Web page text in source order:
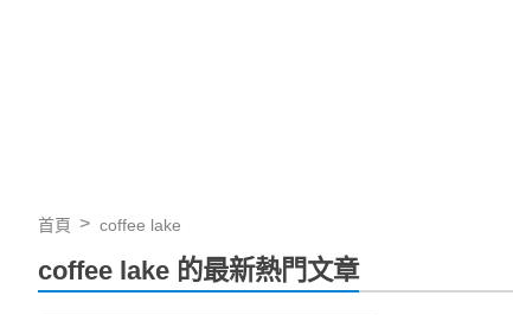
首頁 coffee lake
coffee lake 的最新熱門文章